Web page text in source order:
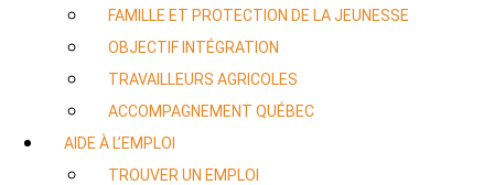
FAMILLE ET PROTECTION DE LA JEUNESSE
OBJECTIF INTÉGRATION
TRAVAILLEURS AGRICOLES
ACCOMPAGNEMENT QUÉBEC
AIDE À L’EMPLOI
TROUVER UN EMPLOI